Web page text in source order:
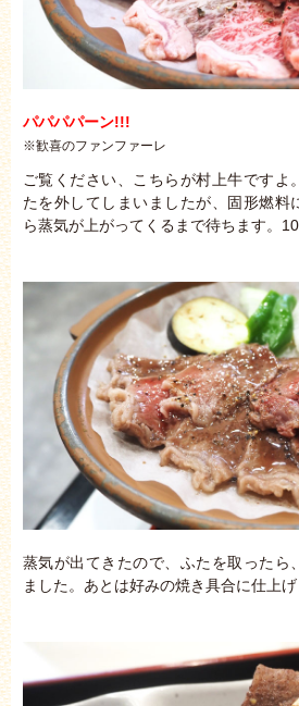
パパパパーン!!!
※歓喜のファンファーレ
ご覧ください、こちらが村上牛ですよ
たを外してしまいましたが、固形燃料
ら蒸気が上がってくるまで待ちます。
蒸気が出てきたので、ふたを取ったら
ました。あとは好みの焼き具合に仕上げ